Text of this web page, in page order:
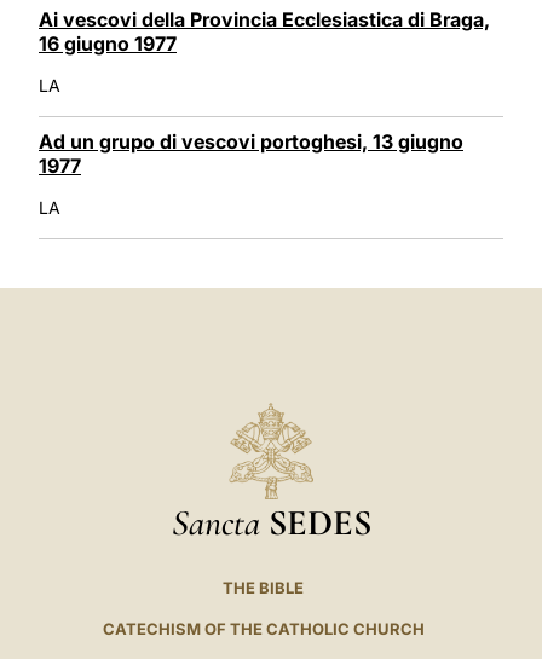
Ai vescovi della Provincia Ecclesiastica di Braga,
16 giugno 1977
LA
Ad un grupo di vescovi portoghesi, 13 giugno
1977
LA
Sancta SEDES
THE BIBLE
CATECHISM OF THE CATHOLIC CHURCH